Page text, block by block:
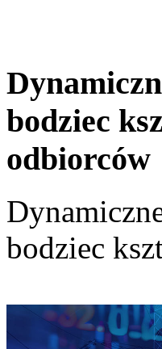
bodziec
odbiorców
bodziec